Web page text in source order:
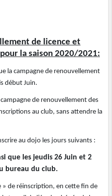
de licence et
la saison 2020/2021:
la campagne de renouvellement
début Juin.
de renouvellement des
au club, sans attendre la
au dojo les jours suivants :
que les jeudis 26 Juin et 2
bureau du club.
de réinscription, en cette fin de